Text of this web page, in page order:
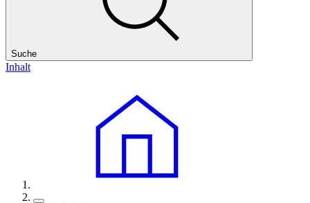
Suche
Inhalt